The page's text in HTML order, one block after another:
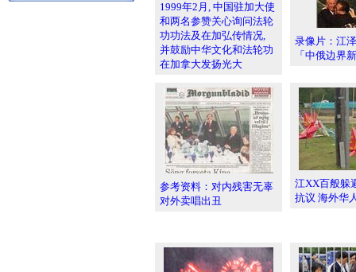
1999年2月, 中国驻加大使
和两名参赞关心询问法轮
功功法及在加弘传情况,
并鼓励中华文化和法轮功
在加拿大发扬光大
录像片：江
「中俄边界
参考资料：对内残害无辜
对外卖唱出丑
江XX百般躲
抗议 海外华